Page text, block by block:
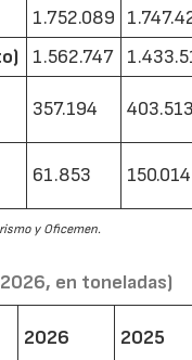
1.752.089
1.562.747
357.194
61.853 150.014
y Oficemen.
en toneladas)
2026 2025